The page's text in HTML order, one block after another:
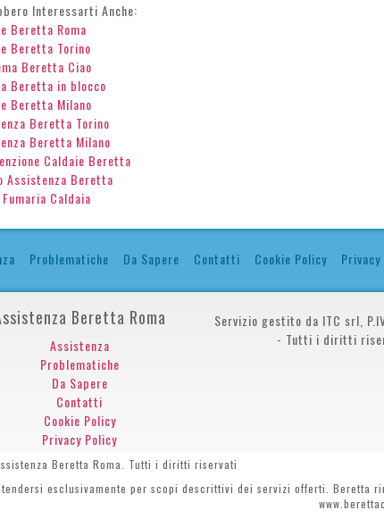
Interessarti Anche:
Beretta Roma
Beretta Torino
Beretta Ciao
Beretta in blocco
Beretta Milano
Beretta Torino
Beretta Milano
Caldaie Beretta
Assistenza Beretta
Fumaria Caldaia
Problematiche Da Sapere Contatti Cookie Policy
Beretta Roma
Assistenza
Problematiche
Da Sapere
Contatti
Cookie Policy
Privacy Policy
Servizio gestito da ITC srl,
- Tutti i diritti
Beretta Roma. Tutti i diritti riservati
esclusivamente per scopi descrittivi dei servizi offerti.